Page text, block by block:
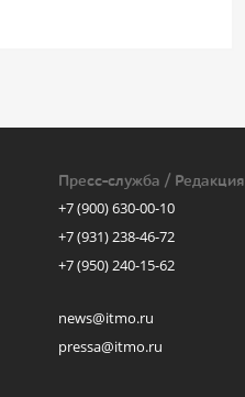
Пресс-служба / Редакция
+7 (900) 630-00-10
+7 (931) 238-46-72
+7 (950) 240-15-62
news@itmo.ru
pressa@itmo.ru